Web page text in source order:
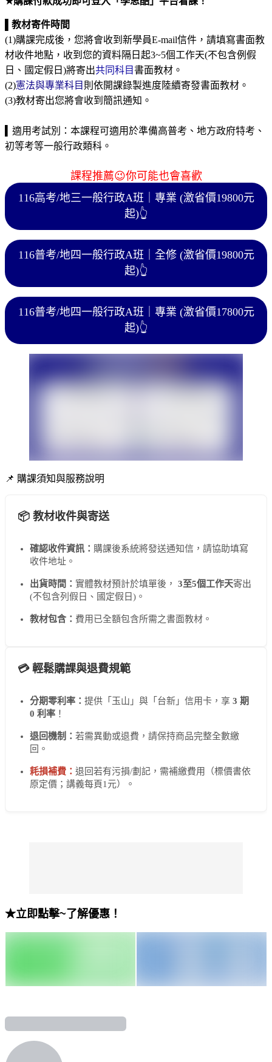
教材寄件時間
(1)購課完成後，您將會收到新學員E-mail信件，請填寫書面教
材收件地點，收到您的資料隔日起3~5個工作天(不包含例假
日、國定假日 )將寄出共同科目書面教材。
(2)憲法與專業科目 則依開課錄製進度陸續寄發書面教材。
(3)教材寄出您將會收到簡訊通知。
適用考試別： 本課程可適用於準備高普考、地方政府特考、
初等考等一般行政類科。
課程推薦😉你可能也會喜歡
116高考/地三一般行政A班｜專業 (激省價19800元
起)👆
116普考/地四一般行政A班｜全修 (激省價19800元
起)👆
116普考/地四一般行政A班｜專業 (激省價17800元
起)👆
📌 購課須知與服務說明
📦 教材收件與寄送
確認收件資訊： 購課後系統將發送通知信，請協助填寫
收件地址。
出貨時間： 實體教材預計於填單後， 3至5個工作天寄出
(不包含列假日、國定假日)。
教材包含： 費用已全額包含所需之書面教材。
💳 輕鬆購課與退費規範
分期零利率： 提供「玉山」與「台新」信用卡，享 3 期
0 利率 ！
退回機制： 若需異動或退費，請保持商品完整全數繳
回。
耗損補費： 退回若有污損/劃記，需補繳費用（標價書依
原定價；講義每頁1元）。
★立即點擊~了解優惠！